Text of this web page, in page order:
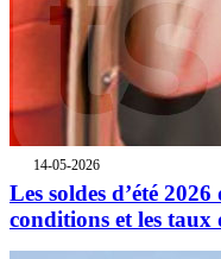
14-05-2026
Les soldes d’été
conditions et les taux